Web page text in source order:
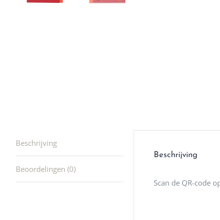
ook
Beschrijving
Beoordelingen (0)
Beschrijving
Scan de QR-code